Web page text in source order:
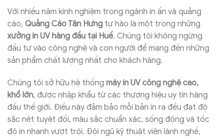
Với nhiều năm kinh nghiệm trong ngành in ấn và quảng
cáo, Quảng Cáo Tân Hưng tự hào là một trong những
xưởng in UV hàng đầu tại Huế. Chúng tôi không ngừng
đầu tư vào công nghệ và con người để mang đến những
sản phẩm chất lượng nhất cho khách hàng.
Chúng tôi sở hữu hệ thống máy in UV công nghệ cao,
khổ lớn, được nhập khẩu từ các thương hiệu uy tín hàng
đầu thế giới. Điều này đảm bảo mỗi bản in ra đều đạt độ
sắc nét tuyệt đối, màu sắc chuẩn xác, sống động và tốc
độ in nhanh vượt trội. Đội ngũ kỹ thuật viên lành nghề,